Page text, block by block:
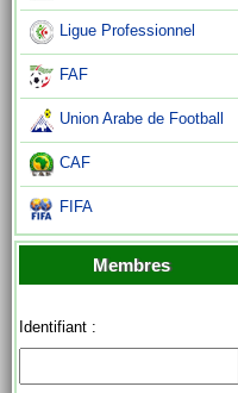
Ligue Professionnel
FAF
Union Arabe de Football
CAF
FIFA
Membres
Identifiant :